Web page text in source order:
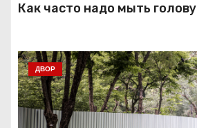
Как часто надо мыть голову
ДВОР